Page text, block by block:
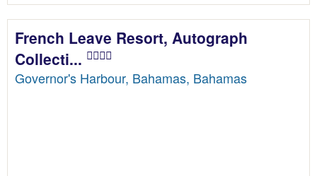
French Leave Resort, Autograph
Collecti...
Governor's Harbour, Bahamas, Bahamas